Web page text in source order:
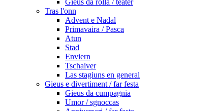
Gieus da rolla / teater
Tras l'onn
Advent e Nadal
Primavaira / Pasca
Atun
Stad
Enviern
Tschaiver
Las stagiuns en general
Gieus e divertiment / far festa
Gieus da cumpagnia
Umor / sgnoccas